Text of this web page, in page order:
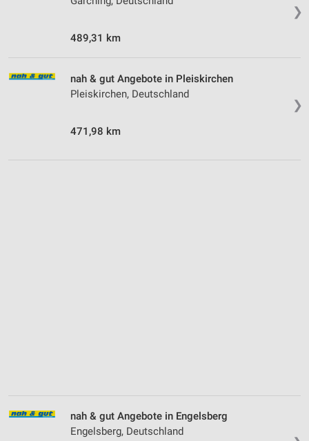
❯
489,31 km
❯
nah & gut Angebote in Pleiskirchen
Pleiskirchen, Deutschland
471,98 km
nah & gut Angebote in Engelsberg
Engelsberg, Deutschland